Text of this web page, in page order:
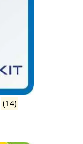
(14)